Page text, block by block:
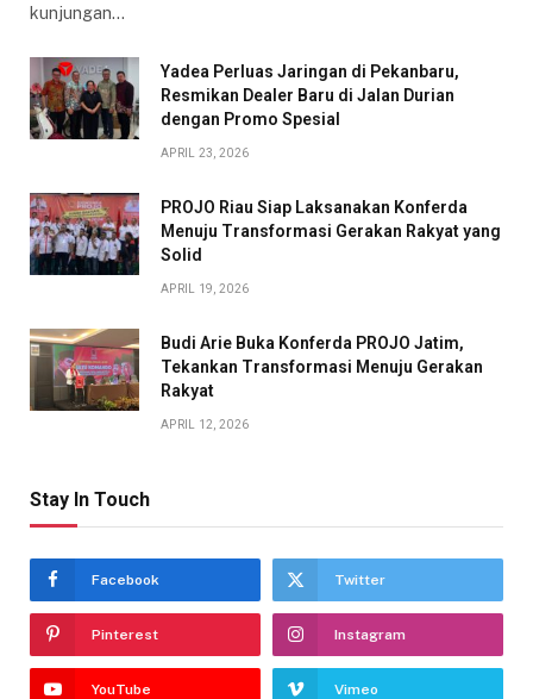
kunjungan…
Yadea Perluas Jaringan di Pekanbaru,
Resmikan Dealer Baru di Jalan Durian
dengan Promo Spesial
APRIL 23, 2026
PROJO Riau Siap Laksanakan Konferda
Menuju Transformasi Gerakan Rakyat yang
Solid
APRIL 19, 2026
Budi Arie Buka Konferda PROJO Jatim,
Tekankan Transformasi Menuju Gerakan
Rakyat
APRIL 12, 2026
Stay In Touch
Facebook Twitter
Pinterest Instagram
YouTube Vimeo